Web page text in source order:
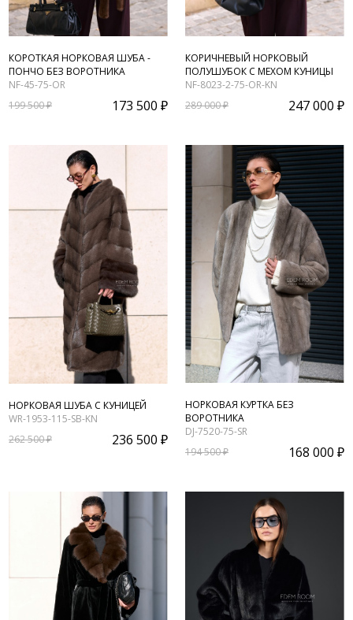
КОРОТКАЯ НОРКОВАЯ ШУБА -
ПОНЧО БЕЗ ВОРОТНИКА
NF-45-75-OR
199 500 ₽
173 500 ₽
КОРИЧНЕВЫЙ НОРКОВЫЙ
ПОЛУШУБОК С МЕХОМ КУНИЦЫ
NF-8023-2-75-OR-KN
289 000 ₽
247 000 ₽
НОРКОВАЯ ШУБА С КУНИЦЕЙ
WR-1953-115-SB-KN
262 500 ₽
236 500 ₽
НОРКОВАЯ КУРТКА БЕЗ
ВОРОТНИКА
DJ-7520-75-SR
194 500 ₽
168 000 ₽